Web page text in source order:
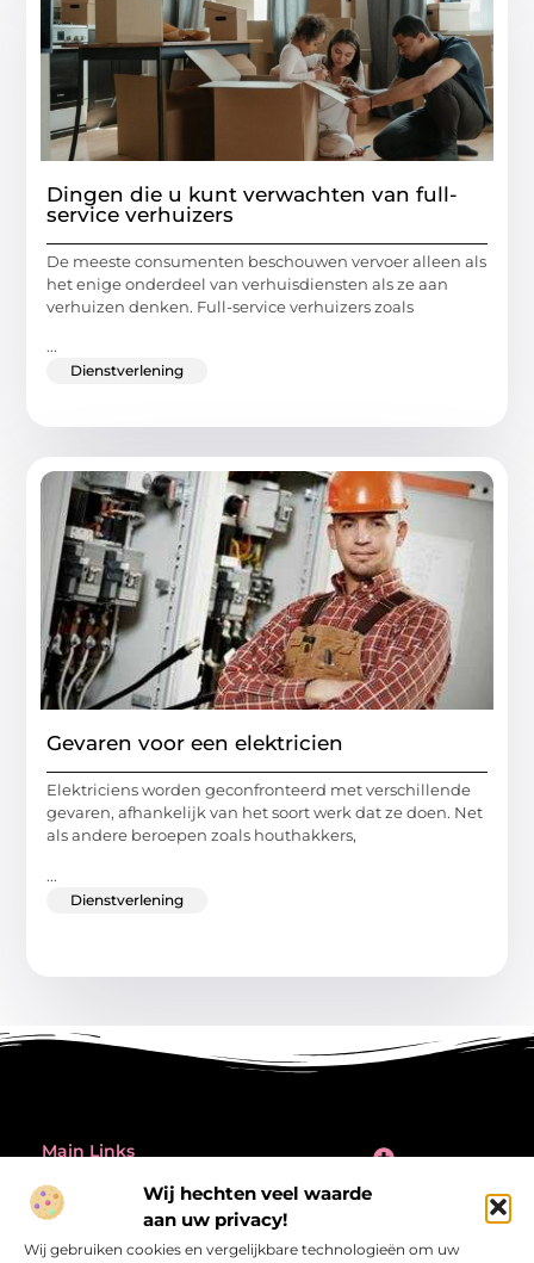
Wij hechten veel waarde
aan uw privacy!
Wij gebruiken cookies en vergelijkbare technologieën om uw
Dingen die u kunt verwachten van full-
service verhuizers
De meeste consumenten beschouwen vervoer alleen als
het enige onderdeel van verhuisdiensten als ze aan
verhuizen denken. Full-service verhuizers zoals
...
Dienstverlening
Gevaren voor een elektricien
Elektriciens worden geconfronteerd met verschillende
gevaren, afhankelijk van het soort werk dat ze doen. Net
als andere beroepen zoals houthakkers,
...
Dienstverlening
Main Links
@2025 All Right Reserved.
www.referentiecontrole.nl
Bericht categorie